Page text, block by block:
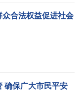
合法权益促进社会
确保广大市民平安